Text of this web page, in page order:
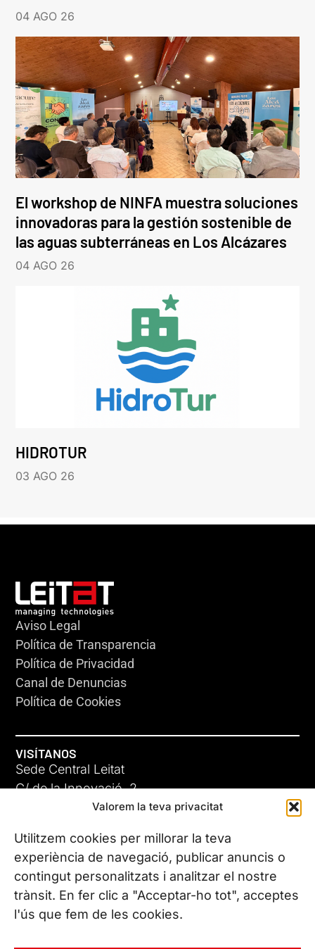
Valorem la teva privacitat
Utilitzem cookies per millorar la teva
experiència de navegació, publicar anuncis o
contingut personalitzats i analitzar el nostre
trànsit. En fer clic a "Acceptar-ho tot", acceptes
l'ús que fem de les cookies.
04 AGO 26
El workshop de NINFA muestra soluciones
innovadoras para la gestión sostenible de
las aguas subterráneas en Los Alcázares
04 AGO 26
HIDROTUR
03 AGO 26
Aviso Legal
Política de Transparencia
Política de Privacidad
Canal de Denuncias
Política de Cookies
VISÍTANOS
Sede Central Leitat
C/ de la Innovació, 2
08225 Terrassa, (Barcelona)
Conoce todas nuestras sedes
CONTÁCTANOS
Tel. (+34) 937 882 300